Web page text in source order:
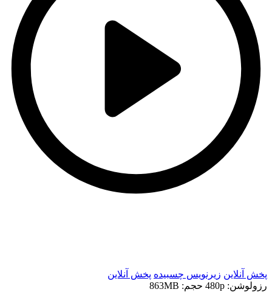
پخش آنلاین زیرنویس چسبیده پخش آنلاین
رزولوشن: 480p
حجم: 863MB